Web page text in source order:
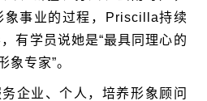
事业的过程，
Priscilla持续
有学员说她是“最具同理心的
象专家”。
企业、个人，培养形象顾问